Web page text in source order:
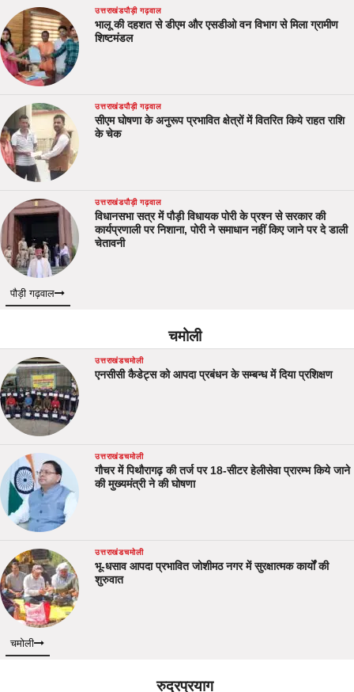
उत्तराखंडपौड़ी गढ़वाल
भालू की दहशत से डीएम और एसडीओ वन विभाग से मिला ग्रामीण
शिष्टमंडल
उत्तराखंडपौड़ी गढ़वाल
सीएम घोषणा के अनुरूप प्रभावित क्षेत्रों में वितरित किये राहत राशि
के चेक
उत्तराखंडपौड़ी गढ़वाल
विधानसभा सत्र में पौड़ी विधायक पोरी के प्रश्न से सरकार की
कार्यप्रणाली पर निशाना, पोरी ने समाधान नहीं किए जाने पर दे डाली
चेतावनी
पौड़ी गढ़वाल
चमोली
उत्तराखंडचमोली
एनसीसी कैडेट्स को आपदा प्रबंधन के सम्बन्ध में दिया प्रशिक्षण
उत्तराखंडचमोली
गौचर में पिथौरागढ़ की तर्ज पर 18-सीटर हेलीसेवा प्रारम्भ किये जाने
की मुख्यमंत्री ने की घोषणा
उत्तराखंडचमोली
भू-धसाव आपदा प्रभावित जोशीमठ नगर में सुरक्षात्मक कार्यों की
शुरुवात
चमोली
रुद्रप्रयाग